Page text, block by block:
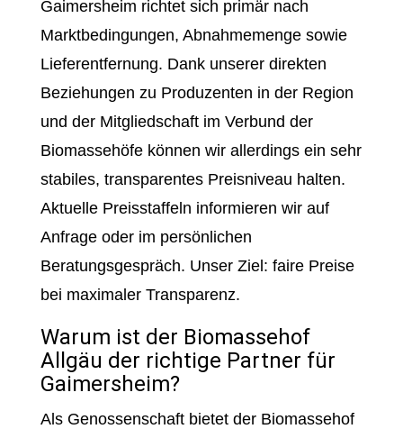
Gaimersheim richtet sich primär nach
Marktbedingungen, Abnahmemenge sowie
Lieferentfernung. Dank unserer direkten
Beziehungen zu Produzenten in der Region
und der Mitgliedschaft im Verbund der
Biomassehöfe können wir allerdings ein sehr
stabiles, transparentes Preisniveau halten.
Aktuelle Preisstaffeln informieren wir auf
Anfrage oder im persönlichen
Beratungsgespräch. Unser Ziel: faire Preise
bei maximaler Transparenz.
Warum ist der Biomassehof
Allgäu der richtige Partner für
Gaimersheim?
Als Genossenschaft bietet der Biomassehof